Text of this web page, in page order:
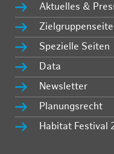
Aktuelles &
Spezielle Seiten
Data
Newsletter
Planungsrecht
Habitat Festival